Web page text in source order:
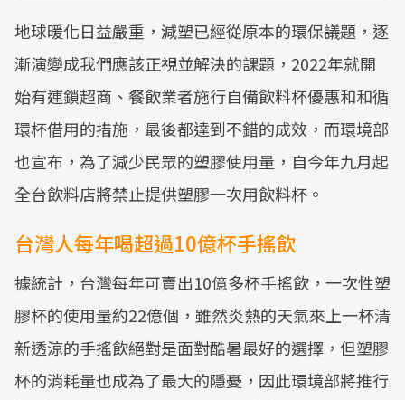
地球暖化日益嚴重，減塑已經從原本的環保議題，逐
漸演變成我們應該正視並解決的課題，2022年就開
始有連鎖超商、餐飲業者施行自備飲料杯優惠和和循
環杯借用的措施，最後都達到不錯的成效，而環境部
也宣布，為了減少民眾的塑膠使用量，自今年九月起
全台飲料店將禁止提供塑膠一次用飲料杯。
台灣人每年喝超過10億杯手搖飲
據統計，台灣每年可賣出10億多杯手搖飲，一次性塑
膠杯的使用量約22億個，雖然炎熱的天氣來上一杯清
新透涼的手搖飲絕對是面對酷暑最好的選擇，但塑膠
杯的消耗量也成為了最大的隱憂，因此環境部將推行